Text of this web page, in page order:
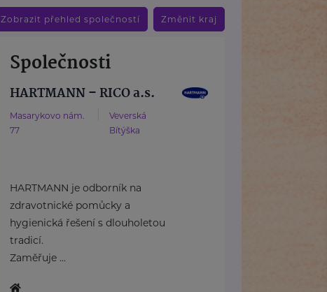
Zobrazit přehled společností Změnit kraj
Společnosti
HARTMANN – RICO a.s.
Masarykovo nám.
77
Veverská
Bítýška
HARTMANN je odborník na
zdravotnické pomůcky a
hygienická řešení s dlouholetou
tradicí.
Zaměřuje ...